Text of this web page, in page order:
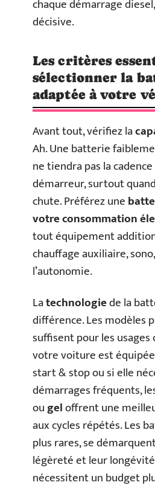
chaque démarrage
décisive.
Les critères
sélectionner la
adaptée à votre
Avant tout, vérifiez la
Ah. Une batterie
ne tiendra pas la
démarreur, surtout
chute. Préférez une
votre consommation
tout équipement
chauffage auxiliaire,
l’autonomie.
Latechnologiede la
différence. Les modèles
suffisent pour les usages
votre voiture est
start & stop ou si elle
démarrages fréquents,
ougeloffrent une
aux cycles répétés. Les
plus rares, se
légèreté et leur
nécessitent un budget